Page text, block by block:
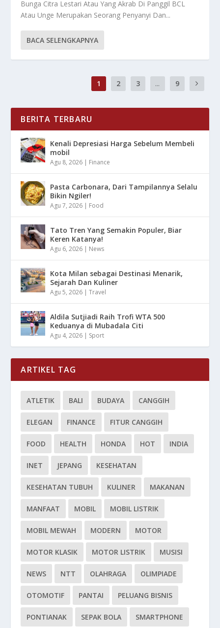
Bunga Citra Lestari Atau Yang Akrab Di Panggil BCL
Atau Unge Merupakan Seorang Penyanyi Dan...
BACA SELENGKAPNYA
1 2 3 ... 9
BERITA TERBARU
Kenali Depresiasi Harga Sebelum Membeli
mobil
Agu 8, 2026 | Finance
Pasta Carbonara, Dari Tampilannya Selalu
Bikin Ngiler!
Agu 7, 2026 | Food
Tato Tren Yang Semakin Populer, Biar
Keren Katanya!
Agu 6, 2026 | News
Kota Milan sebagai Destinasi Menarik,
Sejarah Dan Kuliner
Agu 5, 2026 |Travel
Aldila Sutjiadi Raih Trofi WTA 500
Keduanya di Mubadala Citi
Agu 4, 2026 | Sport
ARTIKEL TAG
ATLETIK BALI BUDAYA CANGGIH
ELEGAN FINANCE FITUR CANGGIH
FOOD HEALTH HONDA HOT INDIA
INET JEPANG KESEHATAN
KESEHATAN TUBUH KULINER MAKANAN
MANFAAT MOBIL MOBIL LISTRIK
MOBIL MEWAH MODERN MOTOR
MOTOR KLASIK MOTOR LISTRIK MUSISI
NEWS NTT OLAHRAGA OLIMPIADE
OTOMOTIF PANTAI PELUANG BISNIS
PONTIANAK SEPAK BOLA SMARTPHONE